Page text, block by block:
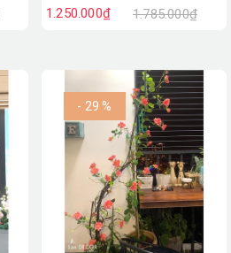
CC521
1.250.000₫ 1.785.000₫
- 29 %